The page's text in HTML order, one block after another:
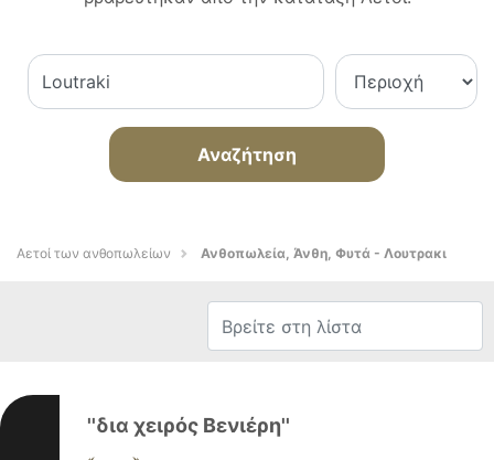
Αναζήτηση
Αετοί των ανθοπωλείων Ανθοπωλεία, Άνθη, Φυτά - Λουτρακι
''δια χειρός Βενιέρη''